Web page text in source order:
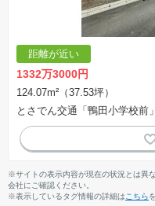
距離が近い
1332万3000円
124.07m²（37.53坪）
とさでん交通「鴨田小学校前
※サイトの表示内容が現在の状況とは異
会社にご確認ください。
※表示しているタグ情報の詳細は こちら